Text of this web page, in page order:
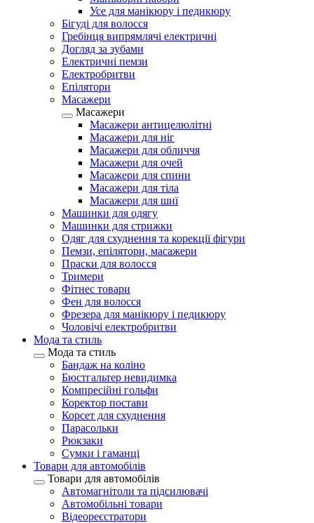
Усе для манікюру і педикюру
Бігуді для волосся
Гребінця випрямлячі електричні
Догляд за зубами
Електричні пемзи
Електробритви
Епілятори
Масажери
Масажери
Масажери антицелюлітні
Масажери для ніг
Масажери для обличчя
Масажери для очей
Масажери для спини
Масажери для тіла
Масажери для шиї
Машинки для одягу
Машинки для стрижки
Одяг для схуднення та корекції фігури
Пемзи, епілятори, масажери
Праски для волосся
Тримери
Фітнес товари
Фен для волосся
Фрезера для манікюру і педикюру
Чоловічі електробритви
Мода та стиль
Мода та стиль
Бандаж на коліно
Бюстгальтер невидимка
Компресійні гольфи
Коректор постави
Корсет для схуднення
Парасольки
Рюкзаки
Сумки і гаманці
Товари для автомобілів
Товари для автомобілів
Автомагнітоли та підсилювачі
Автомобільні товари
Відеореєстратори